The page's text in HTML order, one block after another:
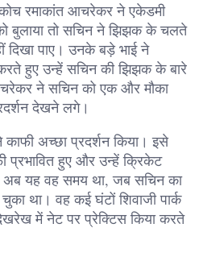
रमाकांत आचरेकर ने एकेडमी
बुलाया तो सचिन ने झिझक के चलते
दिखा पाए। उनके बड़े भाई ने
हुए उन्हें सचिन की झिझक के बारे
ने सचिन को एक और मौका
देखने लगे।
अच्छा प्रदर्शन किया। इसे
हुए और उन्हें क्रिकेट
अब यह वह समय था, जब सचिन का
था। वह कई घंटों शिवाजी पार्क
में नेट पर प्रेक्टिस किया करते